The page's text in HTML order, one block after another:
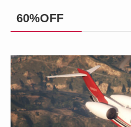
60%OFF